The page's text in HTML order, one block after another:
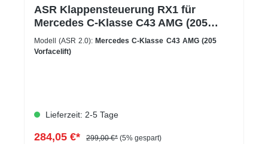
ASR Klappensteuerung RX1 für
Mercedes C-Klasse C43 AMG (205
Vorfacelift)
Modell (ASR 2.0): Mercedes C-Klasse C43 AMG (205
Vorfacelift)
Lieferzeit: 2-5 Tage
284,05 €* 299,00 €* (5% gespart)